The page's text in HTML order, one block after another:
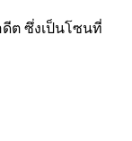
ดีต ซึ่งเป็นโซนที่